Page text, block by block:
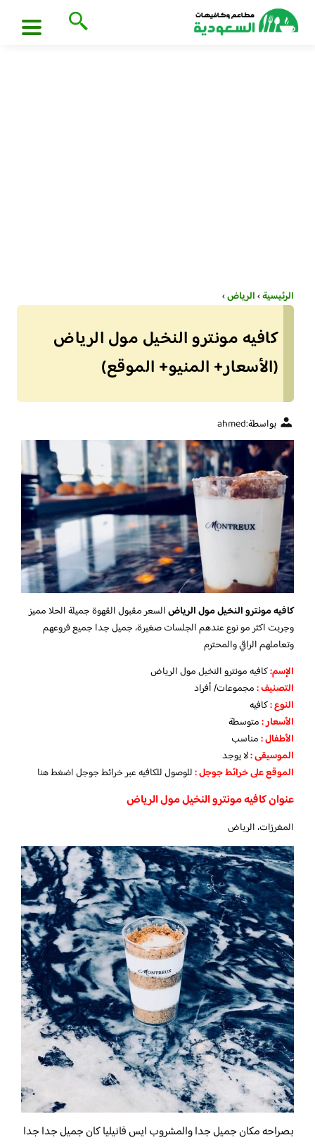
الرئيسية›الرياض›
كافيه مونترو النخيل مول الرياض
(الأسعار+ المنيو+ الموقع)
بواسطة:ahmed
كافيه مونترو النخيل مول الرياضالسعر مقبول القهوة جميلة الحلا مميز
وجربت اكثر مو نوع عندهم الجلسات صغيرة،جميل جدا جميع فروعهم
وتعاملهم الراقي والمحترم
الإسم:كافيه مونترو النخيل مول الرياض
التصنيف:مجموعات/ أفراد
النوع:كافيه
الأسعار:متوسطة
الأطفال:مناسب
الموسيقى:لايوجد
الموقع على خرائط جوجل:للوصول للكافيه عبر خرائط جوجلاضغط هنا
عنوان كافيه مونترو النخيل مول الرياض
المغرزات، الرياض
بصراحه مكان جميل جدا والمشروب ايس فانيليا كان جميل جدا جدا